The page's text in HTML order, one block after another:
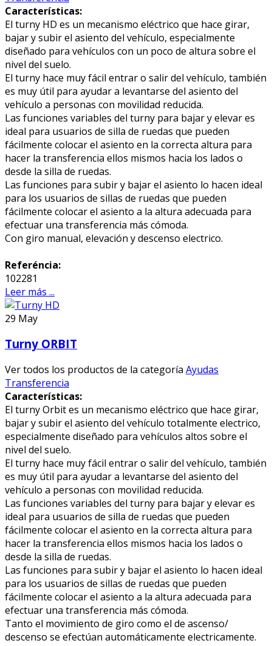
Características:
El turny HD es un mecanismo eléctrico que hace girar,
bajar y subir el asiento del vehículo, especialmente
diseñado para vehículos con un poco de altura sobre el
nivel del suelo.
El turny hace muy fácil entrar o salir del vehículo, también
es muy útil para ayudar a levantarse del asiento del
vehículo a personas con movilidad reducida.
Las funciones variables del turny para bajar y elevar es
ideal para usuarios de silla de ruedas que pueden
fácilmente colocar el asiento en la correcta altura para
hacer la transferencia ellos mismos hacia los lados o
desde la silla de ruedas.
Las funciones para subir y bajar el asiento lo hacen ideal
para los usuarios de sillas de ruedas que pueden
fácilmente colocar el asiento a la altura adecuada para
efectuar una transferencia más cómoda.
Con giro manual, elevación y descenso electrico.
Referéncia:
102281
Leer más ...
29 May
Turny ORBIT
Ver todos los productos de la categoría Ayudas
Transferencia
Características:
El turny Orbit es un mecanismo eléctrico que hace girar,
bajar y subir el asiento del vehículo totalmente electrico,
especialmente diseñado para vehículos altos sobre el
nivel del suelo.
El turny hace muy fácil entrar o salir del vehículo, también
es muy útil para ayudar a levantarse del asiento del
vehículo a personas con movilidad reducida.
Las funciones variables del turny para bajar y elevar es
ideal para usuarios de silla de ruedas que pueden
fácilmente colocar el asiento en la correcta altura para
hacer la transferencia ellos mismos hacia los lados o
desde la silla de ruedas.
Las funciones para subir y bajar el asiento lo hacen ideal
para los usuarios de sillas de ruedas que pueden
fácilmente colocar el asiento a la altura adecuada para
efectuar una transferencia más cómoda.
Tanto el movimiento de giro como el de ascenso/
descenso se efectúan automáticamente electricamente.